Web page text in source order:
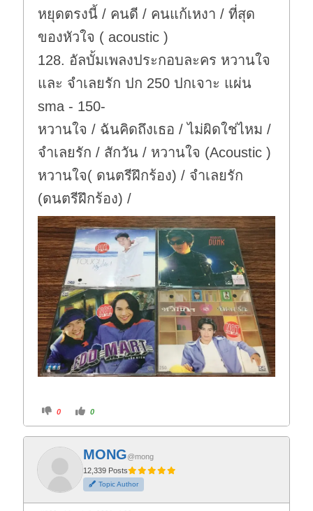
หยุดตรงนี้ / คนดี / คนแก้เหงา / ที่สุด
ของหัวใจ ( acoustic )
128. อัลบั้มเพลงประกอบละคร หวานใจ
และ จำเลยรัก ปก 250 ปกเจาะ แผ่น
sma - 150-
หวานใจ / ฉันคิดถึงเธอ / ไม่ผิดใช่ไหม /
จำเลยรัก / สักวัน / หวานใจ (Acoustic )
หวานใจ( ดนตรีฝึกร้อง) / จำเลยรัก
(ดนตรีฝึกร้อง) /
C
i
k
f
t
h
m
b
0
C
i
k
o
t
h
u
m
b
0
MONG@mong
12,339 Posts
Topic Author